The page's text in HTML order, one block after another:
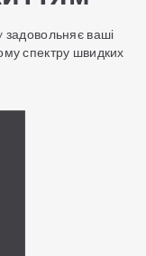
задовольняє ваші
спектру швидких